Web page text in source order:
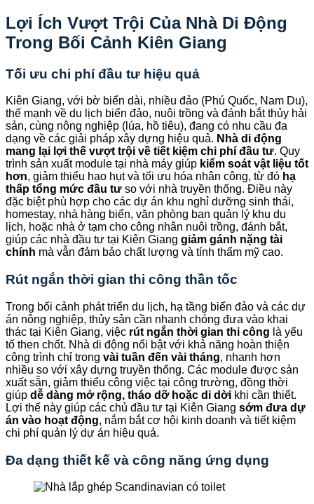
Lợi Ích Vượt Trội Của Nhà Di Động
Trong Bối Cảnh Kiên Giang
Tối ưu chi phí đầu tư hiệu quả
Kiên Giang, với bờ biển dài, nhiều đảo (Phú Quốc, Nam Du),
thế mạnh về du lịch biển đảo, nuôi trồng và đánh bắt thủy hải
sản, cùng nông nghiệp (lúa, hồ tiêu), đang có nhu cầu đa
dạng về các giải pháp xây dựng hiệu quả. Nhà di động
mang lại lợi thế vượt trội về tiết kiệm chi phí đầu tư. Quy
trình sản xuất module tại nhà máy giúp kiểm soát vật liệu tốt
hơn, giảm thiểu hao hụt và tối ưu hóa nhân công, từ đó hạ
thấp tổng mức đầu tư so với nhà truyền thống. Điều này
đặc biệt phù hợp cho các dự án khu nghỉ dưỡng sinh thái,
homestay, nhà hàng biển, văn phòng ban quản lý khu du
lịch, hoặc nhà ở tạm cho công nhân nuôi trồng, đánh bắt,
giúp các nhà đầu tư tại Kiên Giang giảm gánh nặng tài
chính mà vẫn đảm bảo chất lượng và tính thẩm mỹ cao.
Rút ngắn thời gian thi công thần tốc
Trong bối cảnh phát triển du lịch, hạ tầng biển đảo và các dự
án nông nghiệp, thủy sản cần nhanh chóng đưa vào khai
thác tại Kiên Giang, việc rút ngắn thời gian thi công là yếu
tố then chốt. Nhà di động nổi bật với khả năng hoàn thiện
công trình chỉ trong vài tuần đến vài tháng, nhanh hơn
nhiều so với xây dựng truyền thống. Các module được sản
xuất sẵn, giảm thiểu công việc tại công trường, đồng thời
giúp dễ dàng mở rộng, tháo dỡ hoặc di dời khi cần thiết.
Lợi thế này giúp các chủ đầu tư tại Kiên Giang sớm đưa dự
án vào hoạt động, nắm bắt cơ hội kinh doanh và tiết kiệm
chi phí quản lý dự án hiệu quả.
Đa dạng thiết kế và công năng ứng dụng